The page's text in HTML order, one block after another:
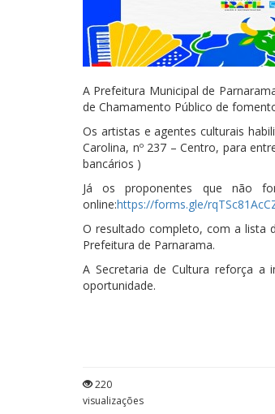
A Prefeitura Municipal de
de Chamamento Público de
Os artistas e agentes culturais
Carolina, nº 237 – Centro, para
bancários )
Já os proponentes que não
online:https://forms.gle/
O resultado completo, com a lista
Prefeitura de Parnarama.
A Secretaria de Cultura reforça a
oportunidade.
220
visualizações